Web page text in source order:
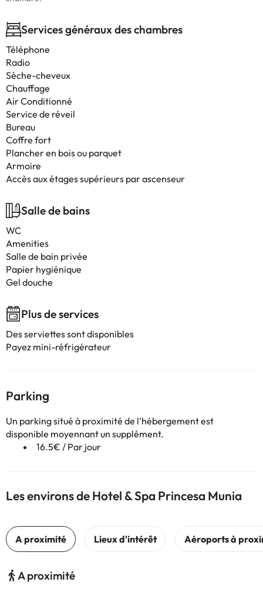
Services généraux des chambres
Téléphone
Radio
Sèche-cheveux
Chauffage
Air Conditionné
Service de réveil
Bureau
Coffre fort
Plancher en bois ou parquet
Armoire
Accès aux étages supérieurs par ascenseur
Salle de bains
WC
Amenities
Salle de bain privée
Papier hygiénique
Gel douche
Plus de services
Des serviettes sont disponibles
Payez mini-réfrigérateur
Parking
Un parking situé à proximité de l'hébergement est
disponible moyennant un supplément.
16.5€ / Par jour
Les environs de Hotel & Spa Princesa Munia
A proximité